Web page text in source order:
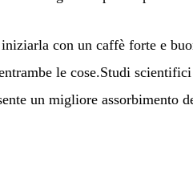
con un caffè forte e
le cose.Studi
un migliore assorbimento